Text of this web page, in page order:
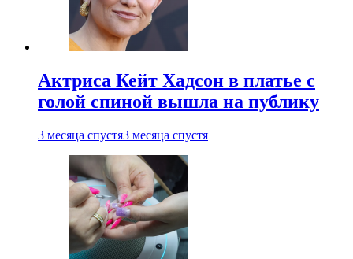
Актриса Кейт Хадсон в платье с
голой спиной вышла на публику
3 месяца спустя3 месяца спустя